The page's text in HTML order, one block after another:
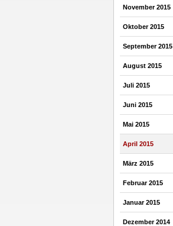
November 2015
Oktober 2015
September 2015
August 2015
Juli 2015
Juni 2015
Mai 2015
April 2015
März 2015
Februar 2015
Januar 2015
Dezember 2014